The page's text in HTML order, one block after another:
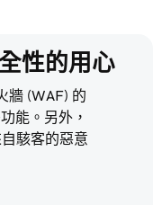
性的用心
牆 (WAF) 的
能。另外，
駭客的惡意